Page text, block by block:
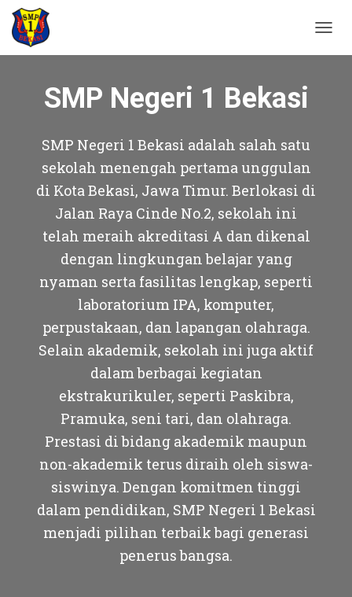
O
SMP Negeri 1 Bekasi
SMP Negeri 1 Bekasi adalah salah satu
sekolah menengah pertama unggulan
di Kota Bekasi, Jawa Timur. Berlokasi di
Jalan Raya Cinde No.2, sekolah ini
telah meraih akreditasi A dan dikenal
dengan lingkungan belajar yang
nyaman serta fasilitas lengkap, seperti
laboratorium IPA, komputer,
perpustakaan, dan lapangan olahraga.
Selain akademik, sekolah ini juga aktif
dalam berbagai kegiatan
ekstrakurikuler, seperti Paskibra,
Pramuka, seni tari, dan olahraga.
Prestasi di bidang akademik maupun
non-akademik terus diraih oleh siswa-
siswinya. Dengan komitmen tinggi
dalam pendidikan, SMP Negeri 1 Bekasi
menjadi pilihan terbaik bagi generasi
penerus bangsa.